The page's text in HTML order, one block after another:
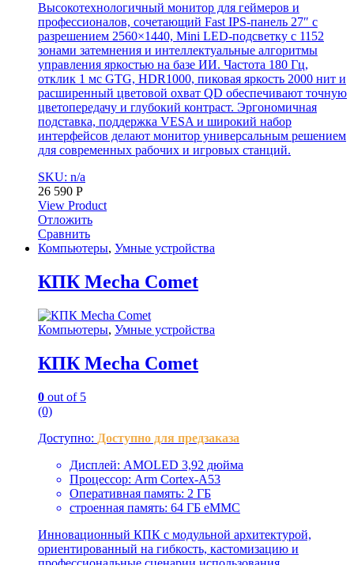
Высокотехнологичный монитор для геймеров и
профессионалов, сочетающий Fast IPS-панель 27″ с
разрешением 2560×1440, Mini LED-подсветку с 1152
зонами затемнения и интеллектуальные алгоритмы
управления яркостью на базе ИИ. Частота 180 Гц,
отклик 1 мс GTG, HDR1000, пиковая яркость 2000 нит и
расширенный цветовой охват QD обеспечивают точную
цветопередачу и глубокий контраст. Эргономичная
подставка, поддержка VESA и широкий набор
интерфейсов делают монитор универсальным решением
для современных рабочих и игровых станций.
SKU: n/a
26 590 Р
View Product
Отложить
Сравнить
Компьютеры, Умные устройства
КПК Mecha Comet
Компьютеры, Умные устройства
КПК Mecha Comet
0 out of 5
(0)
Доступно: Доступно для предзаказа
Дисплей: AMOLED 3,92 дюйма
Процессор: Arm Cortex-A53
Оперативная память: 2 ГБ
строенная память: 64 ГБ eMMC
Инновационный КПК с модульной архитектурой,
ориентированный на гибкость, кастомизацию и